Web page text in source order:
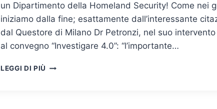
un Dipartimento della Homeland Security! Come nei
iniziamo dalla fine; esattamente dall’interessante
dal Questore di Milano Dr Petronzi, nel suo
al convegno “Investigare 4.0”: “l’importante…
LEGGI DI PIÙ L’IMPORTANZA